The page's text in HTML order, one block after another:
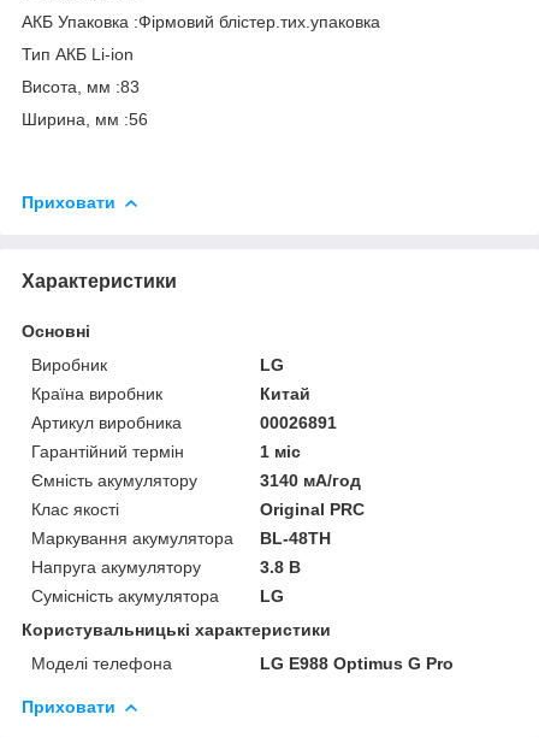
АКБ Упаковка :Фірмовий блістер.тих.упаковка
Тип АКБ Li-ion
Висота, мм :83
Ширина, мм :56
Приховати
Характеристики
Основні
Виробник
LG
Країна виробник
Китай
Артикул виробника
00026891
Гарантійний термін
1 міс
Ємність акумулятору
3140 мА/год
Клас якості
Original PRC
Маркування акумулятора
BL-48TH
Напруга акумулятору
3.8 В
Сумісність акумулятора
LG
Користувальницькі характеристики
Моделі телефона
LG E988 Optimus G Pro
Приховати